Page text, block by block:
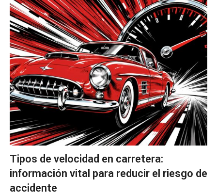
Tipos de velocidad en carretera:
información vital para reducir el riesgo de
accidente